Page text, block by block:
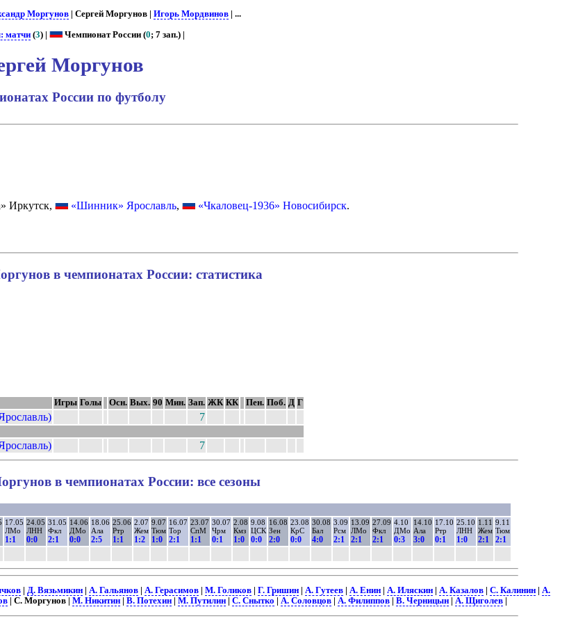
Моргунов | Сергей Моргунов |Игорь Мордвинов | ...
матчи (3) | Чемпионат России (0; 7 зап.) |
Моргунов
России по футболу
Иркутск, «Шинник» Ярославль, «Чкаловец-1936» Новосибирск.
в чемпионатах России: статистика
Игры Голы Осн. Вых. 90 Мин. Зап. ЖК КК Пен. Поб. Д Г
7
7
в чемпионатах России: все сезоны
17.05
ЛМо
1:1
24.05
ЛНН
0:0
31.05
Фкл
2:1
14.06
ДМо
0:0
18.06
Ала
2:5
25.06
Ртр
1:1
2.07
Жем
1:2
9.07
Тюм
1:0
16.07
Тор
2:1
23.07
СпМ
1:1
30.07
Чрм
0:1
2.08
Кмз
1:0
9.08
ЦСК
0:0
16.08
Зен
2:0
23.08
КрС
0:0
30.08
Бал
4:0
3.09
Рсм
2:1
13.09
ЛМо
2:1
27.09
Фкл
2:1
4.10
ДМо
0:3
14.10
Ала
3:0
17.10
Ртр
0:1
25.10
ЛНН
1:0
1.11
Жем
2:1
9.11
Тюм
2:1
| Д. Вязьмикин| А. Гальянов| А. Герасимов| М. Голиков| Г. Гришин| А. Гутеев| А. Енин| А. Иляскин| А. Казалов| С. Калинин| А.
| С. Моргунов | М. Никитин| В. Потехин| М. Путилин| С. Снытко А. Соловцов| А. Филиппов| В. Черницын| А. Щиголев|